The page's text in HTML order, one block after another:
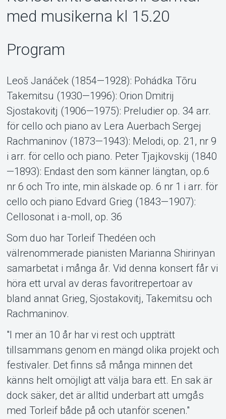
MyTickster
Support
med musikerna kl 15.20
Program
Leoš Janáček (1854—1928): Pohádka Tōru
Takemitsu (1930—1996): Orion Dmitrij
Sjostakovitj (1906—1975): Preludier op. 34 arr.
för cello och piano av Lera Auerbach Sergej
Rachmaninov (1873—1943): Melodi, op. 21, nr 9
i arr. för cello och piano. Peter Tjajkovskij (1840
—1893): Endast den som känner längtan, op.6
nr 6 och Tro inte, min älskade op. 6 nr 1 i arr. för
cello och piano Edvard Grieg (1843—1907):
Cellosonat i a-moll, op. 36
Som duo har Torleif Thedéen och
välrenommerade pianisten Marianna Shirinyan
samarbetat i många år. Vid denna konsert får vi
höra ett urval av deras favoritrepertoar av
bland annat Grieg, Sjostakovitj, Takemitsu och
Rachmaninov.
"I mer än 10 år har vi rest och uppträtt
tillsammans genom en mängd olika projekt och
festivaler. Det finns så många minnen det
känns helt omöjligt att välja bara ett. En sak är
dock säker, det är alltid underbart att umgås
med Torleif både på och utanför scenen."